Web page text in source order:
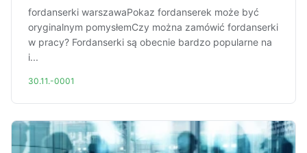
fordanserki warszawaPokaz fordanserek może być
oryginalnym pomysłemCzy można zamówić fordanserki
w pracy? Fordanserki są obecnie bardzo popularne na
i...
30.11.-0001